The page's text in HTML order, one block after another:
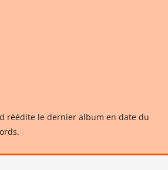
réédite le dernier album en date du